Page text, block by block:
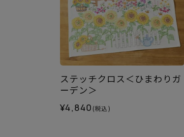
ステッチクロス＜ひまわりガ
ーデン＞
¥4,840 (税込)